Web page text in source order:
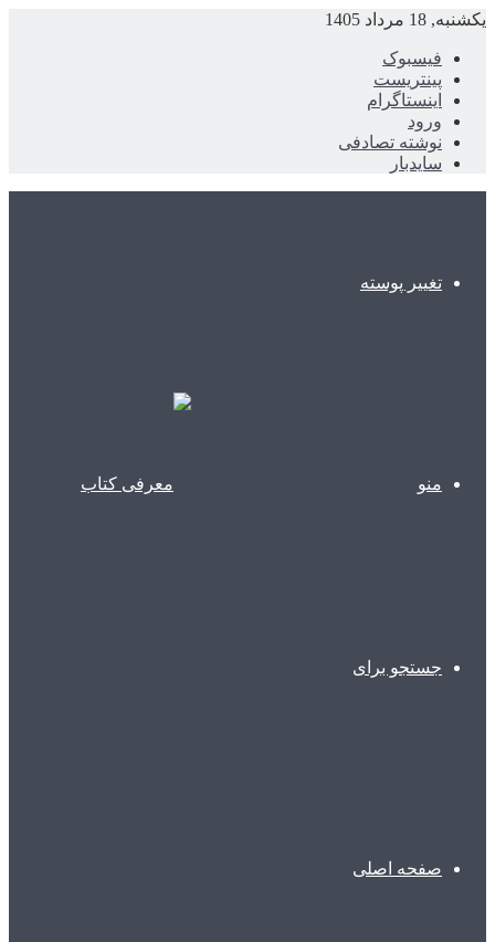
یکشنبه, 18 مرداد 1405
فیسبوک
پینتریست
اینستاگرام
ورود
نوشته تصادفی
سایدبار
تغییر پوسته
منو
جستجو برای
صفحه اصلی